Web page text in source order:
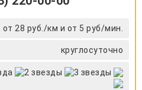
от 28 руб./км и от 5 руб/мин.
круглосуточно